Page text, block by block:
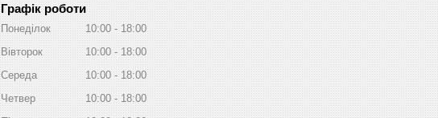
Графік роботи
Понеділок 10:00
18:00
Вівторок
10:00
18:00
Середа
10:00
18:00
Четвер
10:00
18:00